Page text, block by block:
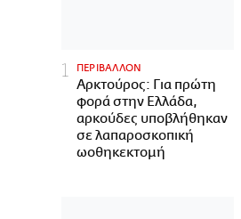
ΠΕΡΙΒΑΛΛΟΝ
Αρκτούρος: Για πρώτη
φορά στην Ελλάδα,
αρκούδες υποβλήθηκαν
σε λαπαροσκοπική
ωοθηκεκτομή